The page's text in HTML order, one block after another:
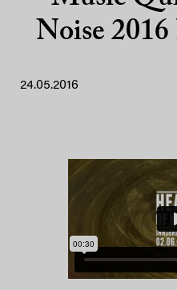
Noise 2016
24.05.2016